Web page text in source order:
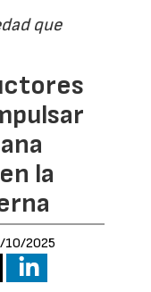
que
la
10/2025